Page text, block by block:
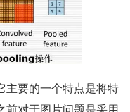
主要的一个特点是将特